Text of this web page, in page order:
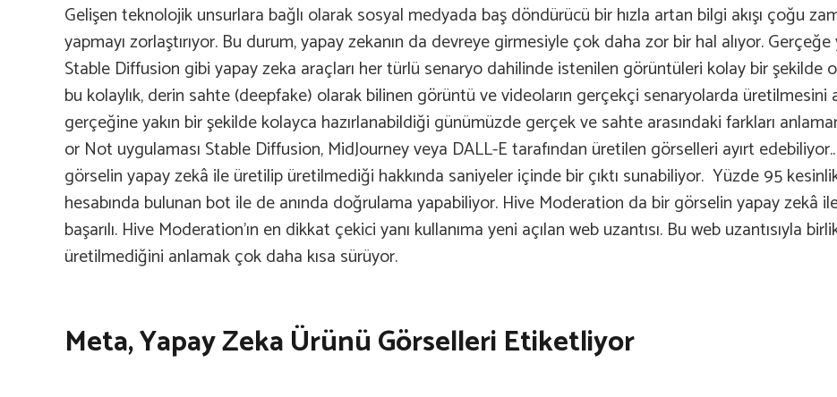
Gelişen teknolojik unsurlara bağlı olarak sosyal medyada baş döndürücü bir hızla artan bilgi akışı çoğu
yapmayı zorlaştırıyor. Bu durum, yapay zekanın da devreye girmesiyle çok daha zor bir hal alıyor.
Stable Diffusion gibi yapay zeka araçları her türlü senaryo dahilinde istenilen görüntüleri kolay bir şekilde
bu kolaylık, derin sahte (deepfake) olarak bilinen görüntü ve videoların gerçekçi senaryolarda üretilmesini
gerçeğine yakın bir şekilde kolayca hazırlanabildiği günümüzde gerçek ve sahte arasındaki farkları
or Not uygulaması Stable Diffusion, MidJourney veya DALL-E tarafından üretilen görselleri ayırt
görselin yapay zekâ ile üretilip üretilmediği hakkında saniyeler içinde bir çıktı sunabiliyor. Yüzde 95
hesabında bulunan bot ile de anında doğrulama yapabiliyor. Hive Moderation da bir görselin yapay zekâ
başarılı. Hive Moderation’ın en dikkat çekici yanı kullanıma yeni açılan web uzantısı. Bu web uzantısıyla
üretilmediğini anlamak çok daha kısa sürüyor.
Meta, Yapay Zeka Ürünü Görselleri Etiketliyor